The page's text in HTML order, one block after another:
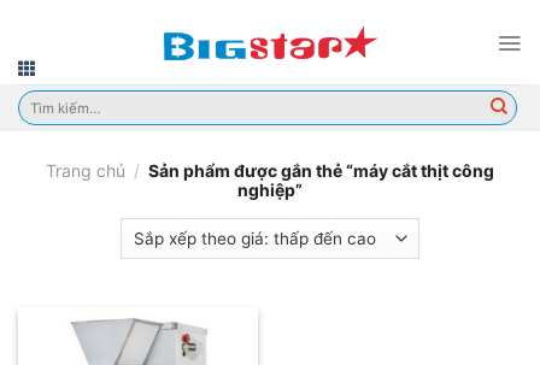
content
Tìm
kiếm:
Trang chủ / Sản phẩm được gắn thẻ “máy cắt thịt công
nghiệp”